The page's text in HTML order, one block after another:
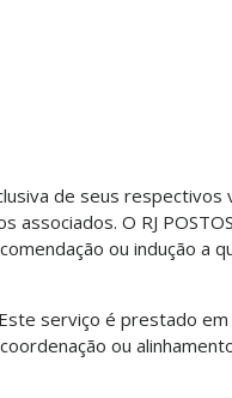
de seus respectivos
O RJ
ou indução a
serviço é prestado
ou